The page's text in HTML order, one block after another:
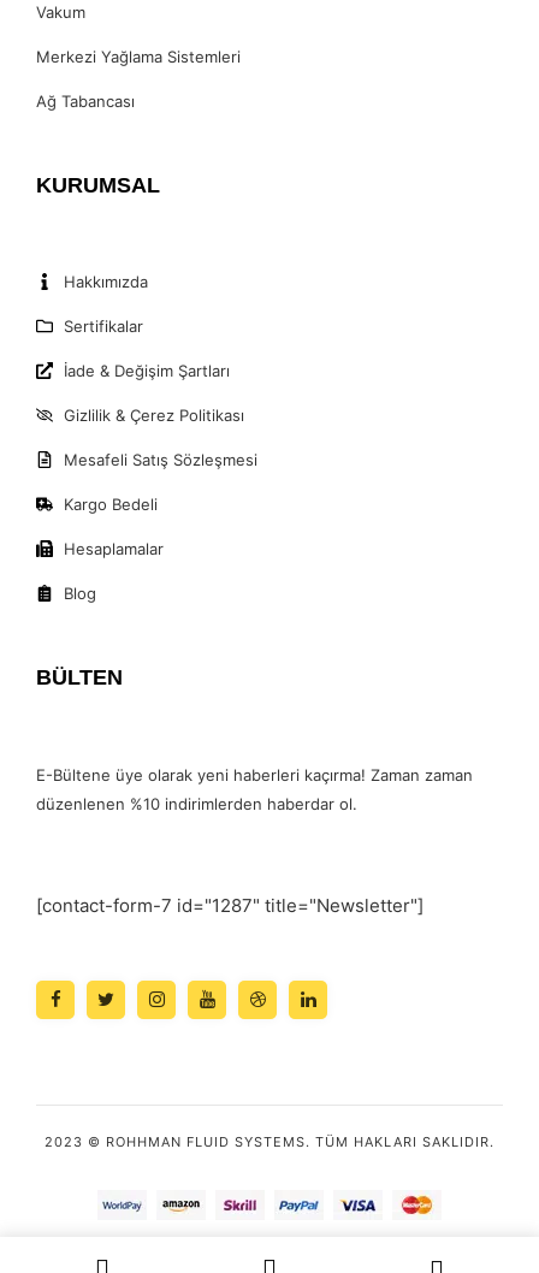
Vakum
Merkezi Yağlama Sistemleri
Ağ Tabancası
KURUMSAL
Hakkımızda
Sertifikalar
İade & Değişim Şartları
Gizlilik & Çerez Politikası
Mesafeli Satış Sözleşmesi
Kargo Bedeli
Hesaplamalar
Blog
BÜLTEN
E-Bültene üye olarak yeni haberleri kaçırma! Zaman zaman
düzenlenen %10 indirimlerden haberdar ol.
[contact-form-7 id="1287" title="Newsletter"]
2023 © ROHHMAN FLUID SYSTEMS. TÜM HAKLARI SAKLIDIR.